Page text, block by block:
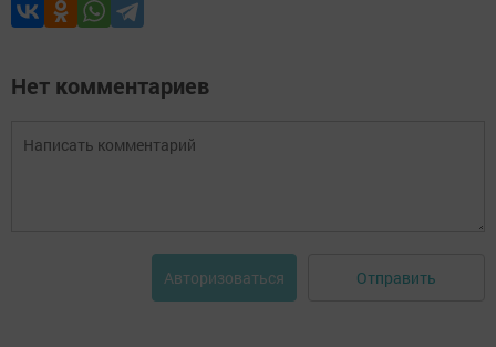
Нет комментариев
Авторизоваться Отправить